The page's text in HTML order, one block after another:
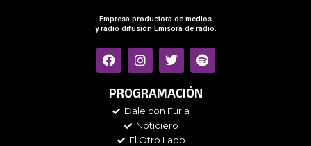
Empresa productora de medios
y radio difusión Emisora de radio.
F
a
e
o
I
n
t
g
r
a
T
w
t
e
r
S
p
t
PROGRAMACIÓN
Dale con Furia
Noticiero
El Otro Lado